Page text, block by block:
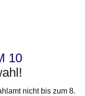
10
nicht bis zum 8.